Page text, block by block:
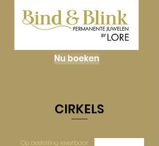
Nu boeken
CIRKELS
Op bestelling leverbaar